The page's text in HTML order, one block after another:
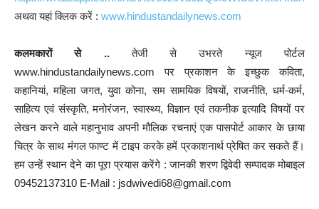
अथवा यहां क्लिक करें : www.hindustandailynews.com
कलमकारों से ..तेजी से उभरते न्यूज पोर्टल
www.hindustandailynews.com पर प्रकाशन के इच्छुक कविता,
कहानियां, महिला जगत, युवा कोना, सम सामयिक विषयों, राजनीति, धर्म-कर्म,
साहित्य एवं संस्कृति, मनोरंजन, स्वास्थ्य, विज्ञान एवं तकनीक इत्यादि विषयों पर
लेखन करने वाले महानुभाव अपनी मौलिक रचनाएं एक पासपोर्ट आकार के छाया
चित्र के साथ मंगल फाण्ट में टाइप करके हमें प्रकाशनार्थ प्रेषित कर सकते हैं।
हम उन्हें स्थान देने का पूरा प्रयास करेंगे : जानकी शरण द्विवेदी सम्पादक मोबाइल
09452137310 E-Mail : jsdwivedi68@gmail.com